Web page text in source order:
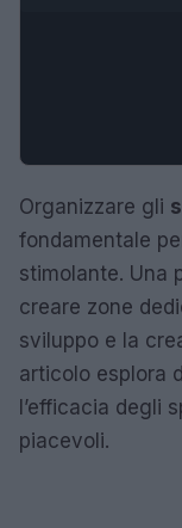
Organizzare gli
fondamentale
stimolante. Una
creare zone
sviluppo e la
articolo esplora
l’efficacia degli
piacevoli.